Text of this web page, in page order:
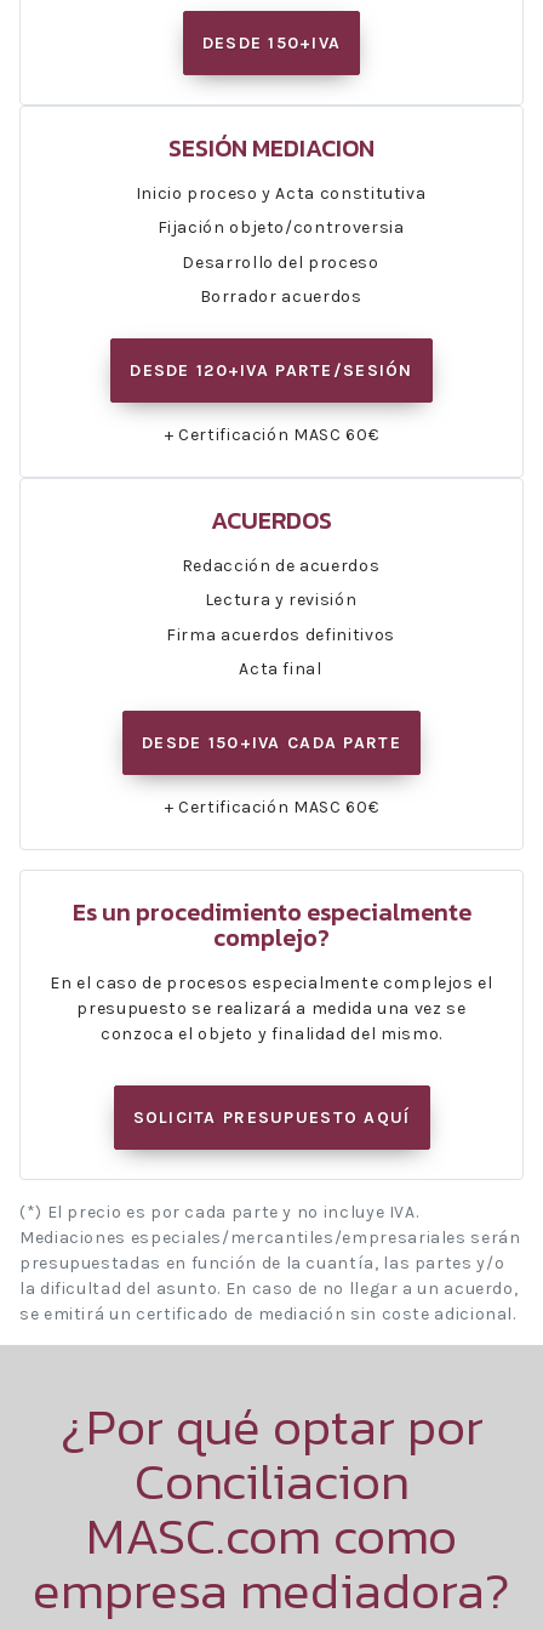
DESDE 150+IVA
SESIÓN MEDIACION
Inicio proceso y Acta constitutiva
Fijación objeto/controversia
Desarrollo del proceso
Borrador acuerdos
DESDE 120+IVA PARTE/SESIÓN
+ Certificación MASC 60€
ACUERDOS
Redacción de acuerdos
Lectura y revisión
Firma acuerdos definitivos
Acta final
DESDE 150+IVA CADA PARTE
+ Certificación MASC 60€
Es un procedimiento especialmente
complejo?
En el caso de procesos especialmente complejos el
presupuesto se realizará a medida una vez se
conzoca el objeto y finalidad del mismo.
SOLICITA PRESUPUESTO AQUÍ
(*) El precio es por cada parte y no incluye IVA.
Mediaciones especiales/mercantiles/empresariales serán
presupuestadas en función de la cuantía, las partes y/o
la dificultad del asunto. En caso de no llegar a un acuerdo,
se emitirá un certificado de mediación sin coste adicional.
¿Por qué optar por
Conciliacion
MASC.com como
empresa mediadora?